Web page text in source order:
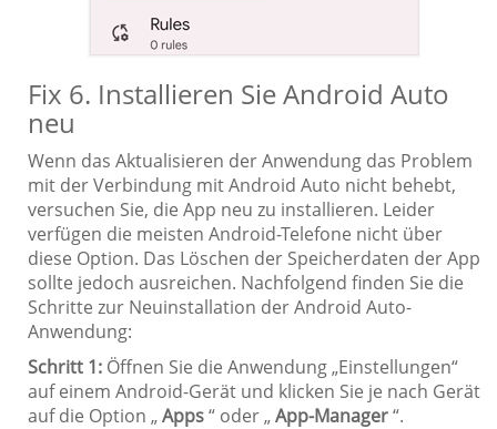
Fix 6. Installieren Sie Android Auto
neu
Wenn das Aktualisieren der Anwendung das Problem
mit der Verbindung mit Android Auto nicht behebt,
versuchen Sie, die App neu zu installieren. Leider
verfügen die meisten Android-Telefone nicht über
diese Option. Das Löschen der Speicherdaten der App
sollte jedoch ausreichen. Nachfolgend finden Sie die
Schritte zur Neuinstallation der Android Auto-
Anwendung:
Schritt 1: Öffnen Sie die Anwendung „Einstellungen“
auf einem Android-Gerät und klicken Sie je nach Gerät
auf die Option „Apps“ oder „App-Manager“.